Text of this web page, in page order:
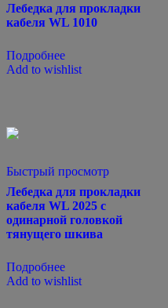
Лебедка для прокладки
кабеля WL 1010
Подробнее
Add to wishlist
Быстрый просмотр
Лебедка для прокладки
кабеля WL 2025 с
одинарной головкой
тянущего шкива
Подробнее
Add to wishlist